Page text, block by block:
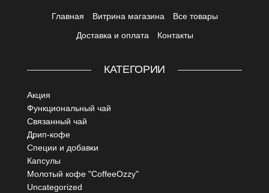
Главная Витрина магазина
Все товары
Доставка и оплата
Контакты
КАТЕГОРИИ
Акция
Функциональный чай
Связанный чай
Дрип-кофе
Специи и добавки
Капсулы
Молотый кофе "CoffeeOzzy"
Uncategorized